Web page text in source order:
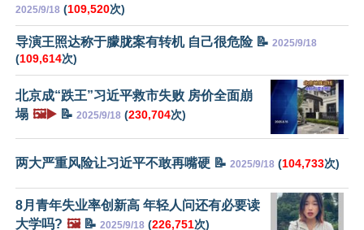
2025/9/18 (109,520次)
导演王照达称于朦胧案有转机 自己很危险 📝 2025/9/18
(109,614次)
北京成“跌王”习近平救市失败 房价全面崩
塌 🖼️▶️ 📝 2025/9/18 (230,704次)
两大严重风险让习近平不敢再嘴硬 📝 2025/9/18 (104,733次)
8月青年失业率创新高 年轻人问还有必要读
大学吗? 🖼️📝 2025/9/18 (226,751次)